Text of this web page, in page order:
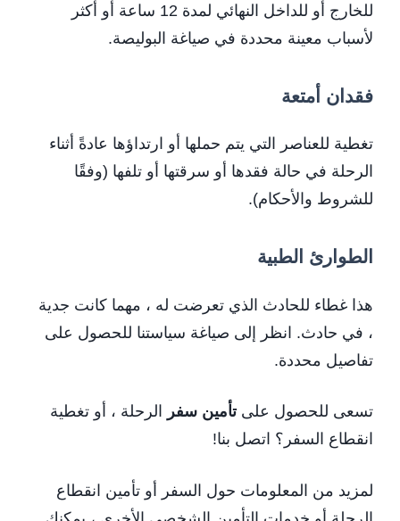
للخارج أو للداخل النهائي لمدة 12 ساعة أو أكثر
لأسباب معينة محددة في صياغة البوليصة.
فقدان أمتعة
تغطية للعناصر التي يتم حملها أو ارتداؤها عادةً أثناء
الرحلة في حالة فقدها أو سرقتها أو تلفها (وفقًا
للشروط والأحكام).
الطوارئ الطبية
هذا غطاء للحادث الذي تعرضت له ، مهما كانت جدية
، في حادث. انظر إلى صياغة سياستنا للحصول على
تفاصيل محددة.
تسعى للحصول على تأمين سفر
الرحلة ، أو تغطية
انقطاع السفر؟ اتصل بنا!
لمزيد من المعلومات حول السفر أو تأمين انقطاع